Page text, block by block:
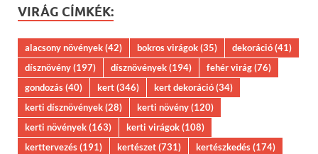
VIRÁG CÍMKÉK:
alacsony növények(42) bokros virágok(35) dekoráció(41)
dísznövény(197) dísznövények(194) fehér virág(76)
gondozás(40) kert(346) kert dekoráció(34)
kerti dísznövények(28) kerti növény(120)
kerti növények(163) kerti virágok(108)
kerttervezés(191) kertészet(731) kertészkedés(174)